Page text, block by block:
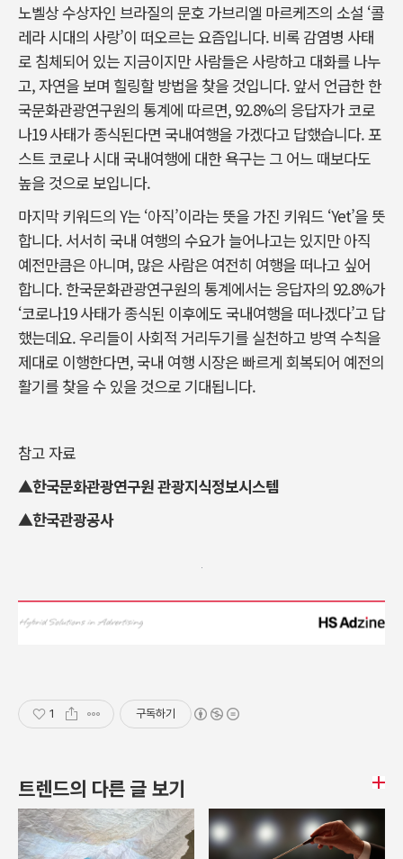
노벨상 수상자인 브라질의 문호 가브리엘 마르케즈의 소설 ‘콜
레라 시대의 사랑’이 떠오르는 요즘입니다. 비록 감염병 사태
로 침체되어 있는 지금이지만 사람들은 사랑하고 대화를 나누
고, 자연을 보며 힐링할 방법을 찾을 것입니다. 앞서 언급한 한
국문화관광연구원의 통계에 따르면, 92.8%의 응답자가 코로
나19 사태가 종식된다면 국내여행을 가겠다고 답했습니다. 포
스트 코로나 시대 국내여행에 대한 욕구는 그 어느 때보다도
높을 것으로 보입니다.
마지막 키워드의 Y는 ‘아직’이라는 뜻을 가진 키워드 ‘Yet’을 뜻
합니다. 서서히 국내 여행의 수요가 늘어나고는 있지만 아직
예전만큼은 아니며, 많은 사람은 여전히 여행을 떠나고 싶어
합니다. 한국문화관광연구원의 통계에서는 응답자의 92.8%가
‘코로나19 사태가 종식된 이후에도 국내여행을 떠나겠다’고 답
했는데요. 우리들이 사회적 거리두기를 실천하고 방역 수칙을
제대로 이행한다면, 국내 여행 시장은 빠르게 회복되어 예전의
활기를 찾을 수 있을 것으로 기대됩니다.
참고 자료
▲한국문화관광연구원 관광지식정보시스템
▲한국관광공사
1 구독하기
트렌드의 다른 글 보기